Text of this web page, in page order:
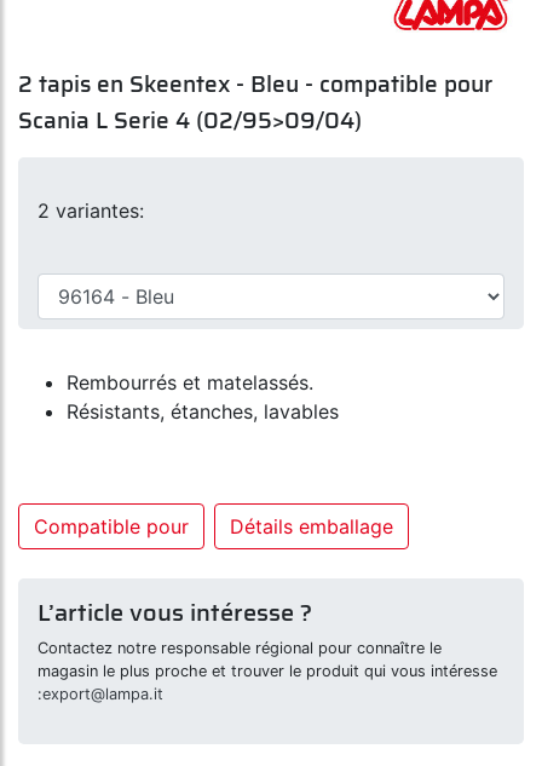
2 tapis en Skeentex - Bleu - compatible pour
Scania L Serie 4 (02/95>09/04)
2 variantes:
Rembourrés et matelassés.
Résistants, étanches, lavables
Compatible pour Détails emballage
L’article vous intéresse ?
Contactez notre responsable régional pour connaître le
magasin le plus proche et trouver le produit qui vous intéresse
:export@lampa.it